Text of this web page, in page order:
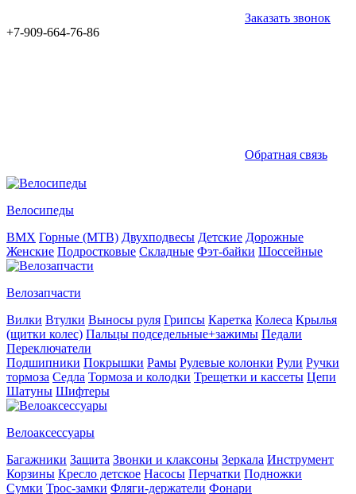
Заказать звонок
+7-909-664-76-86
Обратная связь
Велосипеды
BMX Горные (MTB) Двухподвесы Детские Дорожные
Женские Подростковые Складные Фэт-байки Шоссейные
Велозапчасти
Вилки Втулки Выносы руля Грипсы Каретка Колеса Крылья
(щитки колес) Пальцы подседельные+зажимы Педали
Переключатели
Подшипники Покрышки Рамы Рулевые колонки Рули Ручки
тормоза Седла Тормоза и колодки Трещетки и кассеты Цепи
Шатуны Шифтеры
Велоаксессуары
Багажники Защита Звонки и клаксоны Зеркала Инструмент
Корзины Кресло детское Насосы Перчатки Подножки
Сумки Трос-замки Фляги-держатели Фонари